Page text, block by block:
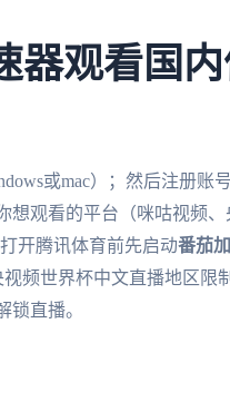
器观看国
或mac）；然后注册账
想观看的平台（咪咕视频、
开腾讯体育前先启动番茄
频世界杯中文直播地区限
锁直播。